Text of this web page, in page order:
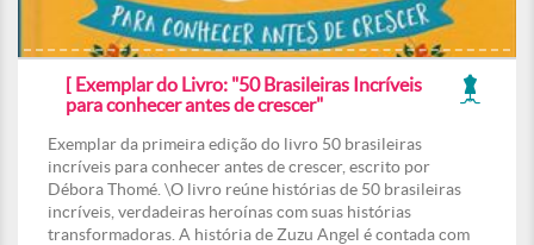
[ Exemplar do Livro: "50 Brasileiras Incríveis
para conhecer antes de crescer"
Exemplar da primeira edição do livro 50 brasileiras
incríveis para conhecer antes de crescer, escrito por
Débora Thomé. \O livro reúne histórias de 50 brasileiras
incríveis, verdadeiras heroínas com suas histórias
transformadoras. A história de Zuzu Angel é contada com